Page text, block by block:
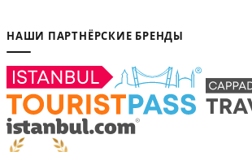
НАШИ ПАРТНЁРСКИЕ БРЕНДЫ